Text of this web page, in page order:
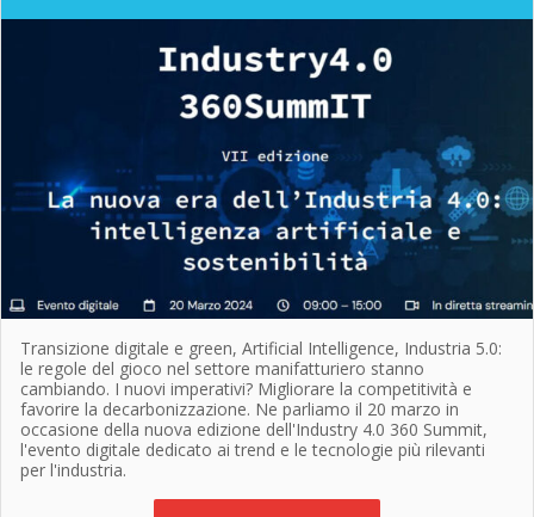
Transizione digitale e green, Artificial Intelligence, Industria 5.0:
le regole del gioco nel settore manifatturiero stanno
cambiando. I nuovi imperativi? Migliorare la competitività e
favorire la decarbonizzazione. Ne parliamo il 20 marzo in
occasione della nuova edizione dell'Industry 4.0 360 Summit,
l'evento digitale dedicato ai trend e le tecnologie più rilevanti
per l'industria.